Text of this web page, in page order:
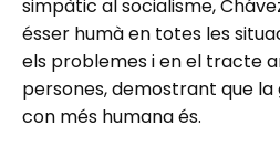
simpàtic al socialisme,
ésser humà en totes les
els problemes i en el tracte
persones, demostrant que la
con més humana és.